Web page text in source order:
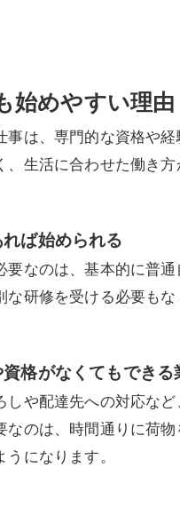
始めやすい理由
事は、専門的な資格や
、生活に合わせた働き
ば始められる
要なのは、基本的に普
な研修を受ける必要も
格がなくてもできる
しや配達先への対応な
なのは、時間通りに荷
になります。